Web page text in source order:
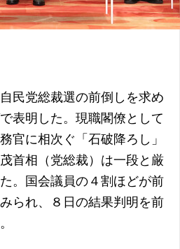
民党総裁選の前倒しを求め
表明した。現職閣僚として
官に相次ぐ「石破降ろし」
首相（党総裁）は一段と厳
。国会議員の４割ほどが前
られ、８日の結果判明を前